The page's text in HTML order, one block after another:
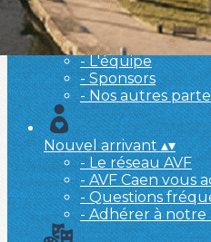
L'association▴▾
- L'association
- Brochure
- L'équipe
- Sponsors
- Nos autres
Nouvel arrivant▴▾
- Le réseau AVF
- AVF Caen vous
- Questions
- Adhérer à notre